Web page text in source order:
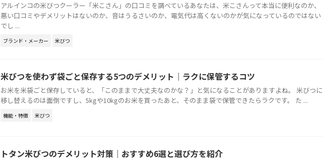
アルインコの米びつクーラー「米こさん」の口コミを調べているあなたは、米こさんって本当に便利なのか、
悪い口コミやデメリットはないのか、音はうるさいのか、電気代は高くないのかが気になっているのではない
でし ...
ブランド・メーカー 米びつ
米びつを使わず袋ごと保存する5つのデメリット｜ラクに保管するコツ
お米を米袋ごと保存していると、「このままで大丈夫なのかな？」と気になることがありますよね。 米びつに
移し替えるのは面倒ですし、5kgや10kgのお米を買ったあと、そのまま袋で保管できたらラクです。 た ...
機能・特徴 米びつ
トタン米びつのデメリット対策｜おすすめ6選と選び方を紹介